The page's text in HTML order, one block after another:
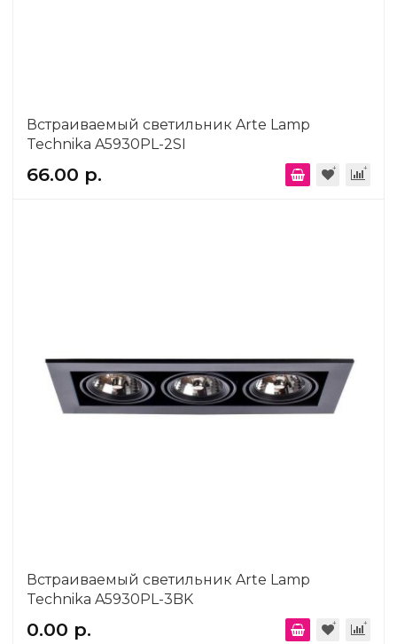
Встраиваемый светильник Arte Lamp
Technika A5930PL-2SI
66.00 р.
Встраиваемый светильник Arte Lamp
Technika A5930PL-3BK
0.00 р.